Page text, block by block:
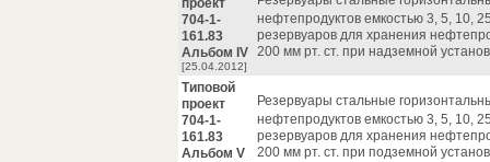
проект
704-1-
161.83
Альбом IV
[25.04.2012]
нефтепродуктов емкостью 3, 5, 10,
резервуаров для хранения
200 мм рт. ст. при надземной
Типовой
проект
704-1-
161.83
Альбом V
Резервуары стальные
нефтепродуктов емкостью 3, 5, 10,
резервуаров для хранения
200 мм рт. ст. при подземной